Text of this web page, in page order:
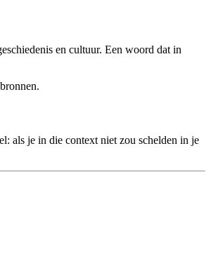
en cultuur. Een woord dat in
als je in die context niet zou schelden in je